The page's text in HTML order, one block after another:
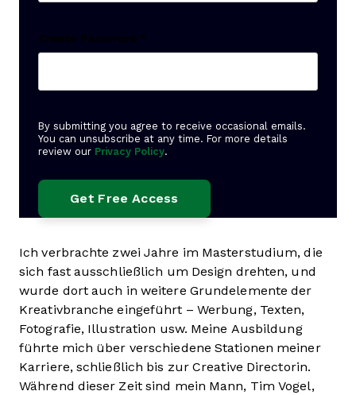
Create Password *
By submitting you agree to receive occasional emails.
You can unsubscribe at any time. For more details
review our Privacy Policy.
Ich verbrachte zwei Jahre im Masterstudium, die
sich fast ausschließlich um Design drehten, und
wurde dort auch in weitere Grundelemente der
Kreativbranche eingeführt – Werbung, Texten,
Fotografie, Illustration usw. Meine Ausbildung
führte mich über verschiedene Stationen meiner
Karriere, schließlich bis zur Creative Directorin.
Während dieser Zeit sind mein Mann, Tim Vogel,